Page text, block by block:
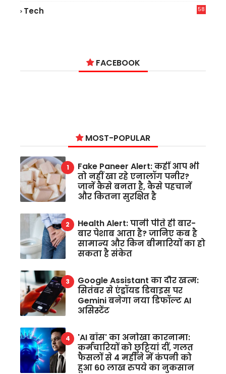
Tech
58
FACEBOOK
MOST-POPULAR
Fake Paneer Alert: कहीं आप भी
तो नहीं खा रहे एनालॉग पनीर?
जानें कैसे बनता है, कैसे पहचानें
और कितना सुरक्षित है
Health Alert: पानी पीते ही बार-
बार पेशाब आता है? जानिए कब है
सामान्य और किन बीमारियों का हो
सकता है संकेत
Google Assistant का दौर खत्म:
सितंबर से एंड्रॉयड डिवाइस पर
Gemini बनेगा नया डिफॉल्ट AI
असिस्टेंट
'AI बॉस' का अनोखा कारनामा:
कर्मचारियों को छुट्टियां दीं, गलत
फैसलों से 4 महीने में कंपनी को
हुआ 60 लाख रुपये का नुकसान